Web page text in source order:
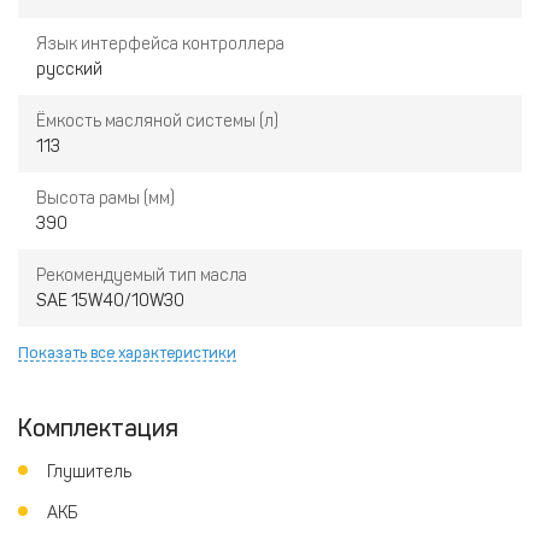
Язык интерфейса контроллера
русский
Ёмкость масляной системы (л)
113
Высота рамы (мм)
390
Рекомендуемый тип масла
SAE 15W40/10W30
Показать все характеристики
Комплектация
Глушитель
АКБ